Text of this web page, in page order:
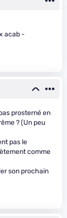
acab -
prosterné en
? (Un peu
pas le
comme
son prochain